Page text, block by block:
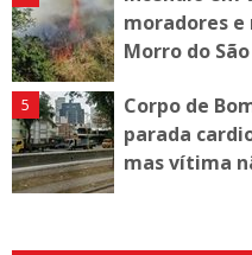
moradores
Morro do
Corpo de
parada
mas vítima